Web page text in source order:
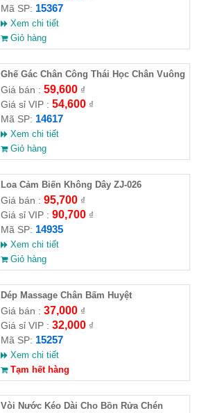
Mã SP: 15367
Xem chi tiết
Giỏ hàng
Ghế Gác Chân Công Thái Học Chân Vuông
Giá bán : 59,600₫
Giá sỉ VIP : 54,600₫
Mã SP: 14617
Xem chi tiết
Giỏ hàng
Loa Cảm Biến Không Dây ZJ-026
Giá bán : 95,700₫
Giá sỉ VIP : 90,700₫
Mã SP: 14935
Xem chi tiết
Giỏ hàng
Dép Massage Chân Bấm Huyệt
Giá bán : 37,000₫
Giá sỉ VIP : 32,000₫
Mã SP: 15257
Xem chi tiết
Tạm hết hàng
Vòi Nước Kéo Dài Cho Bồn Rửa Chén